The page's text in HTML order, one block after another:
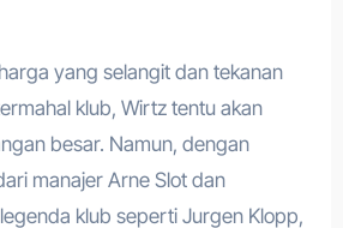
yang selangit dan tekanan
klub, Wirtz tentu akan
besar. Namun, dengan
manajer Arne Slot dan
klub seperti Jurgen Klopp,